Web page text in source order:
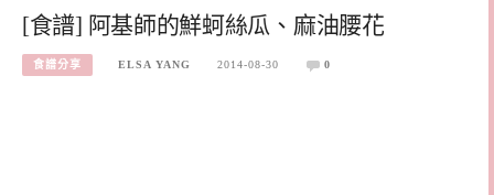
[食譜] 阿基師的鮮蚵絲瓜、麻油腰花
食譜分享 ELSA YANG 2014-08-30 0